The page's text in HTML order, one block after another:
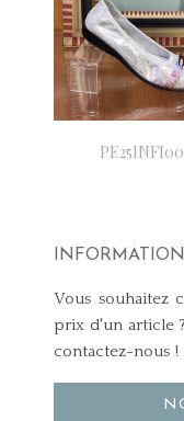
Vous souhaitez
prix d'un article
contactez-nous !